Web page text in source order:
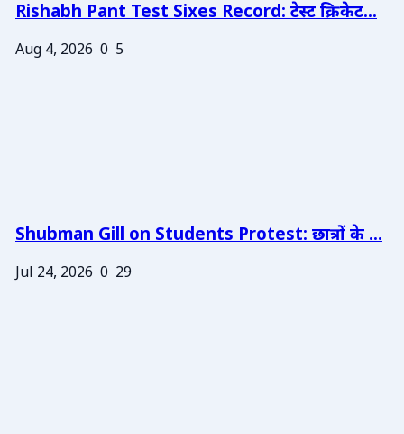
Rishabh Pant Test Sixes Record: टेस्ट क्रिकेट...
Aug 4, 2026 0 5
Shubman Gill on Students Protest: छात्रों के ...
Jul 24, 2026 0 29